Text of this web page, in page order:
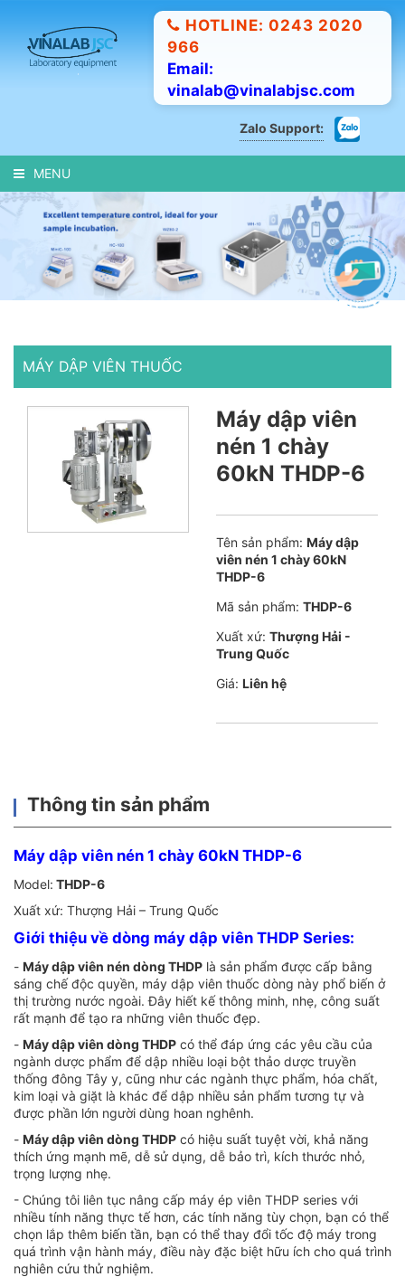
HOTLINE: 0243 2020
966
Email:
vinalab@vinalabjsc.com
Zalo Support:
MENU
MÁY DẬP VIÊN THUỐC
Máy dập viên
nén 1 chày
60kN THDP-6
Tên sản phẩm: Máy dập
viên nén 1 chày 60kN
THDP-6
Mã sản phẩm: THDP-6
Xuất xứ: Thượng Hải -
Trung Quốc
Giá: Liên hệ
Thông tin sản phẩm
Máy dập viên nén 1 chày 60kN THDP-6
Model: THDP-6
Xuất xứ: Thượng Hải – Trung Quốc
Giới thiệu về dòng máy dập viên THDP Series:
- Máy dập viên nén dòng THDP là sản phẩm được cấp bằng
sáng chế độc quyền, máy dập viên thuốc dòng này phổ biến ở
thị trường nước ngoài. Đây hiết kế thông minh, nhẹ, công suất
rất mạnh để tạo ra những viên thuốc đẹp.
- Máy dập viên dòng THDP có thể đáp ứng các yêu cầu của
ngành dược phẩm để dập nhiều loại bột thảo dược truyền
thống đông Tây y, cũng như các ngành thực phẩm, hóa chất,
kim loại và giặt là khác để dập nhiều sản phẩm tương tự và
được phần lớn người dùng hoan nghênh.
- Máy dập viên dòng THDP có hiệu suất tuyệt vời, khả năng
thích ứng mạnh mẽ, dễ sử dụng, dễ bảo trì, kích thước nhỏ,
trọng lượng nhẹ.
- Chúng tôi liên tục nâng cấp máy ép viên THDP series với
nhiều tính năng thực tế hơn, các tính năng tùy chọn, bạn có thể
chọn lắp thêm biến tần, bạn có thể thay đổi tốc độ máy trong
quá trình vận hành máy, điều này đặc biệt hữu ích cho quá trình
nghiên cứu thử nghiệm.